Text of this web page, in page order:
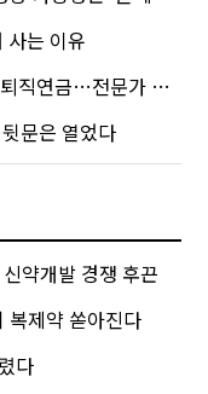
사는 이유
금…전문가 조언은
문은 열었다
약개발 경쟁 후끈
제약 쏟아진다
다